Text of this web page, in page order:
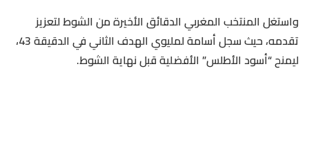
واستغل المنتخب المغربي الدقائق الأخيرة من الشوط لتعزيز
تقدمه، حيث سجل أسامة لمليوي الهدف الثاني في الدقيقة 43،
ليمنح “أسود الأطلس” الأفضلية قبل نهاية الشوط.